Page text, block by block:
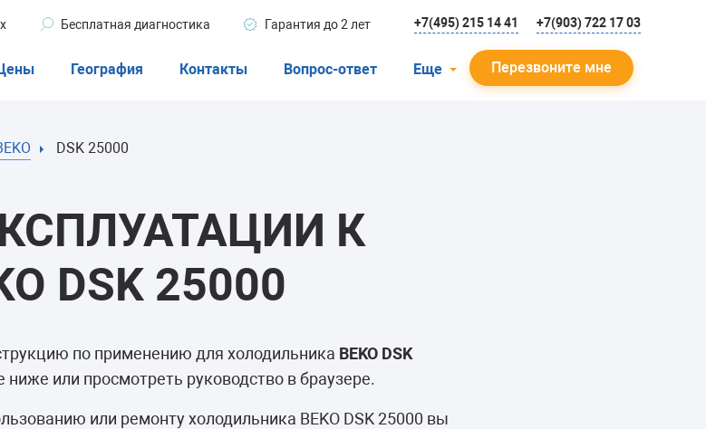
Бесплатная диагностика Гарантия до 2 лет +7(495) 215 14 41 +7(903) 722 17 03
машины
География Контакты Вопрос-ответ Еще Перезвоните мне
DSK 25000
К
DSK 25000
по применению для холодильника BEKO DSK
или просмотреть руководство в браузере.
или ремонту холодильника BEKO DSK 25000 вы